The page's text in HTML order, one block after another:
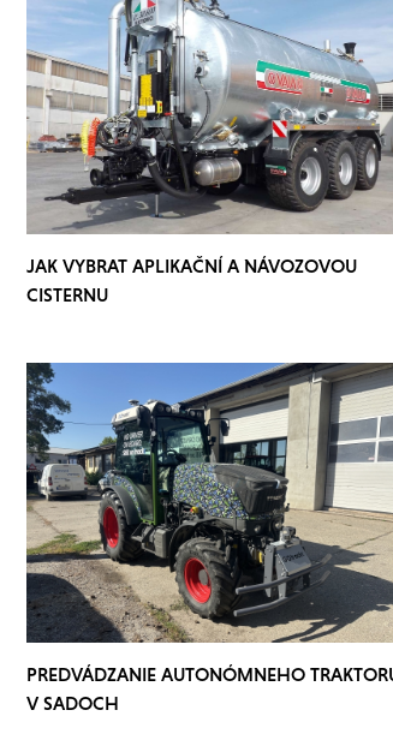
JAK VYBRAT APLIKAČNÍ A NÁVOZOVOU
CISTERNU
PREDVÁDZANIE AUTONÓMNEHO
V SADOCH